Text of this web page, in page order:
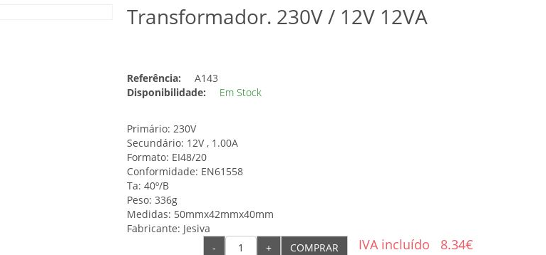
Transformador. 230V / 12V 12VA
Referência:
A143
Disponibilidade:
Em Stock
Primário: 230V
Secundário: 12V , 1.00A
Formato: EI48/20
Conformidade: EN61558
Ta: 40º/B
Peso: 336g
Medidas: 50mmx42mmx40mm
Fabricante: Jesiva
8.34€
IVA incluído
- + COMPRAR